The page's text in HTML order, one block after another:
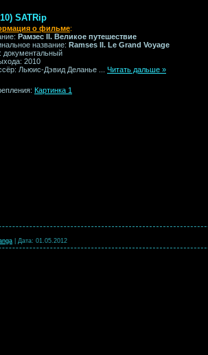
SATRip
о фильме:
Рамзес II. Великое путешествие
название: Ramses II. Le Grand Voyage
документальный
2010
Льюис-Дэвид Деланье
Читать дальше »
Картинка 1
Дата: 01.05.2012